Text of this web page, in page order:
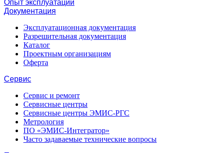
Опыт эксплуатации
Документация
Эксплуатационная документация
Разрешительная документация
Каталог
Проектным организациям
Оферта
Сервис
Сервис и ремонт
Сервисные центры
Сервисные центры ЭМИС-РГС
Метрология
ПО «ЭМИС-Интегратор»
Часто задаваемые технические вопросы